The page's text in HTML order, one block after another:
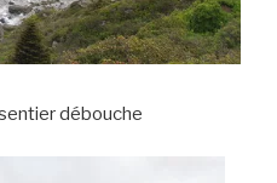
débouche